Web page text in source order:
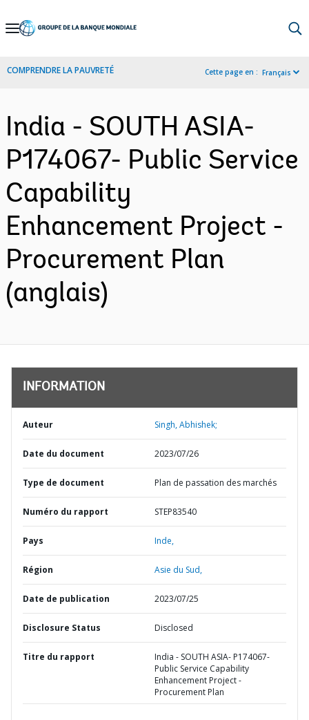
Skip
Navigation
COMPRENDRE LA PAUVRETÉ Cette page en : Français
India - SOUTH ASIA-
P174067- Public Service
Capability
Enhancement Project -
Procurement Plan
(anglais)
INFORMATION
Auteur Singh, Abhishek;
Date du document 2023/07/26
Type de document Plan de passation des marchés
Numéro du rapport STEP83540
Pays Inde,
Région Asie du Sud,
Date de publication 2023/07/25
Disclosure Status Disclosed
Titre du rapport
India - SOUTH ASIA- P174067-
Public Service Capability
Enhancement Project -
Procurement Plan